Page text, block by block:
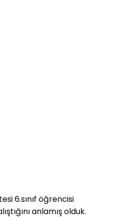
6.sınıf öğrencisi
anlamış olduk.